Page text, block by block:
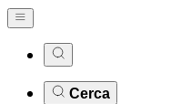
Cerca